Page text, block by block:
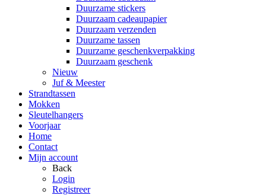
Duurzame stickers
Duurzaam cadeaupapier
Duurzaam verzenden
Duurzame tassen
Duurzame geschenkverpakking
Duurzaam geschenk
Nieuw
Juf & Meester
Strandtassen
Mokken
Sleutelhangers
Voorjaar
Home
Contact
Mijn account
Back
Login
Registreer